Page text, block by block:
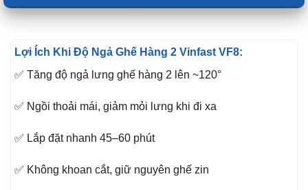
Lợi Ích Khi Độ Ngả Ghế Hàng 2 Vinfast VF8:
✅ Tăng độ ngả lưng ghế hàng 2 lên ~120°
✅ Ngồi thoải mái, giảm mỏi lưng khi đi xa
✅ Lắp đặt nhanh 45–60 phút
✅ Không khoan cắt, giữ nguyên ghế zin